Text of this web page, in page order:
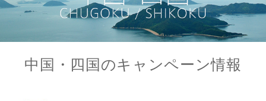
中国・四国のキャンペーン情報